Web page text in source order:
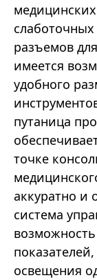
разъемов
имеется
удобного
путаница
точке
аккуратно и
система
освещения